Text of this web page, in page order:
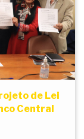
de Lei
Central